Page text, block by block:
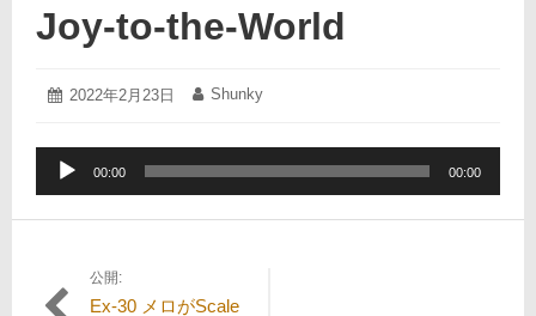
Joy-to-the-World
投
2022年2月23日
2022
月
23
日
投
Shunky
00:00 00:00
投
公開:
Ex-30 メロがScale